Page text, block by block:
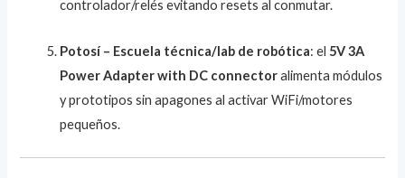
controlador/relés evitando resets al conmutar.
Potosí – Escuela técnica/lab de robótica: el 5V 3A
Power Adapter with DC connectoralimenta módulos
y prototipos sin apagones al activar WiFi/motores
pequeños.